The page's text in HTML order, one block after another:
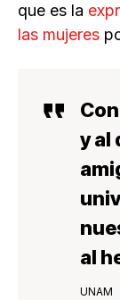
que es la
las mujeres
y al
al
UNAM